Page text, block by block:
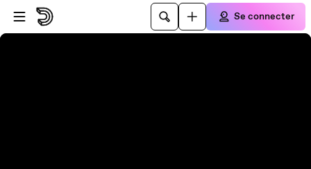
Passer au player
Passer au contenu principal
Se connecter